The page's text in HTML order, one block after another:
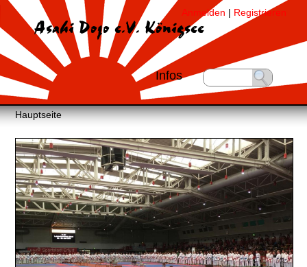
Asahi Dojo e.V. Königsee
Anmelden | Registrieren
Infos
Hauptseite